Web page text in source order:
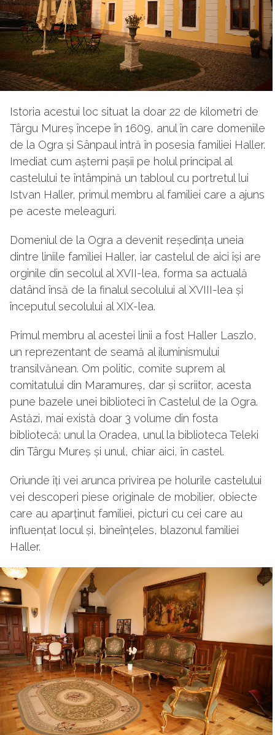
Istoria acestui loc situat la doar 22 de kilometri de
Târgu Mureș începe în 1609, anul în care domeniile
de la Ogra și Sânpaul intră în posesia familiei Haller.
Imediat cum așterni pașii pe holul principal al
castelului te întâmpină un tabloul cu portretul lui
Istvan Haller, primul membru al familiei care a ajuns
pe aceste meleaguri.
Domeniul de la Ogra a devenit reședința uneia
dintre liniile familiei Haller, iar castelul de aici își are
orginile din secolul al XVII-lea, forma sa actuală
datând însă de la finalul secolului al XVIII-lea și
începutul secolului al XIX-lea.
Primul membru al acestei linii a fost Haller Laszlo,
un reprezentant de seamă al iluminismului
transilvănean. Om politic, comite suprem al
comitatului din Maramureș, dar și scriitor, acesta
pune bazele unei biblioteci în Castelul de la Ogra.
Astăzi, mai există doar 3 volume din fosta
bibliotecă: unul la Oradea, unul la biblioteca Teleki
din Târgu Mureș și unul, chiar aici, în castel.
Oriunde îți vei arunca privirea pe holurile castelului
vei descoperi piese originale de mobilier, obiecte
care au aparținut familiei, picturi cu cei care au
influențat locul și, bineînțeles, blazonul familiei
Haller.